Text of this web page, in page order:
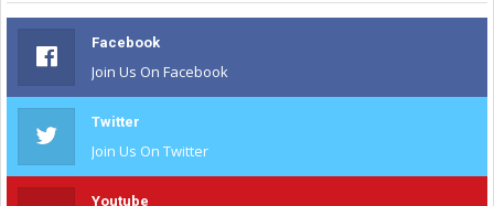
Facebook
Join Us On Facebook
Twitter
Join Us On Twitter
Youtube